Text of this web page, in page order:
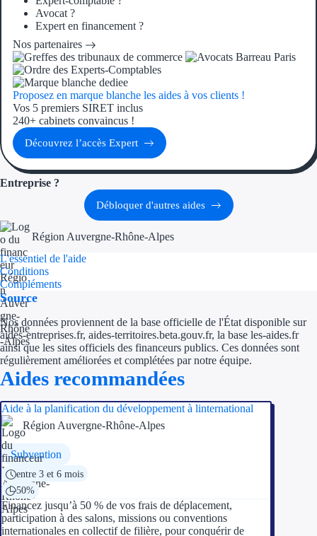
Aides Région
Aides Région
Aides Nationales
Aides Européennes
Accompagnement
Ressources
Blog
Avocat ?
Expert en financement ?
Nos partenaires
Proposez en marque blanche les aides à vos clients !
Vos 5 premiers SIRET inclus
240+ cabinets convaincus !
Découvrez l’accès Expert
Entreprise ?
Débloquer d'autres aides
Région Auvergne-Rhône-Alpes
L'essentiel de l'aide
Conditions
Compléments
Source
Nos données proviennent de la base officielle de l'État disponible sur
aides-entreprises.fr, aides-territoires.beta.gouv.fr, la base les-aides.fr
ainsi que les sites officiels des financeurs publics. Ces données sont
régulièrement améliorées et complétées par notre équipe.
Aides recommandées
Aide à la planification du développement à linternational
Région Auvergne-Rhône-Alpes
Subvention
entre 3 et 6 mois
50%
Financez jusqu’à 50 % de vos frais de déplacement,
participation à des salons, missions ou conventions
internationales en collectif de filière, pour conquérir de